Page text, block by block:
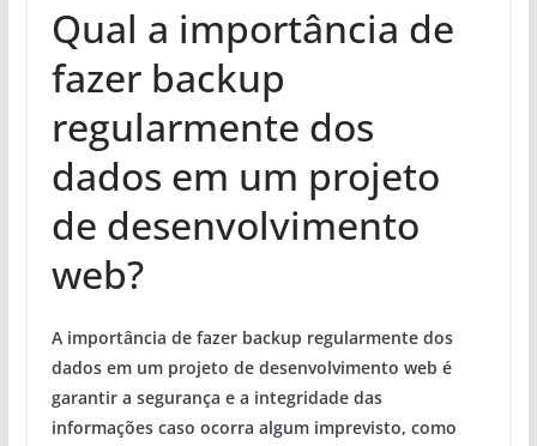
Qual a importância de
fazer backup
regularmente dos
dados em um projeto
de desenvolvimento
web?
A importância de fazer backup regularmente dos
dados em um projeto de desenvolvimento web é
garantir a segurança e a integridade das
informações caso ocorra algum imprevisto, como